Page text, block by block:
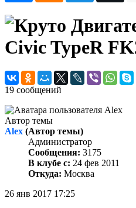
Civic TypeR
19 сообщений
Автор темы
Alex (Автор темы)
Администратор
Сообщения: 3175
В клубе с: 24 фев 2011
Откуда: Москва
26 янв 2017 17:25